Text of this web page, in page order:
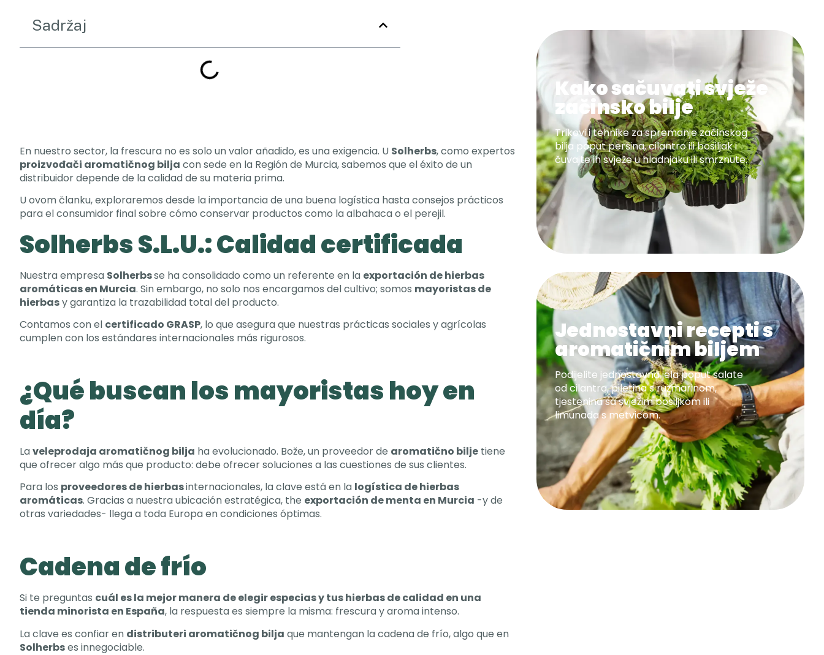
Sadržaj
En nuestro sector, la frescura no es solo un valor añadido,es una exigencia. U Solherbs,como expertos
proizvođači aromatičnog bilja con sede en la Región de Murcia,sabemos que el éxito de un
distribuidor depende de la calidad de su materia prima.
U ovom članku,exploraremos desde la importancia de una buena logística hasta consejos prácticos
para el consumidor final sobre cómo conservar productos como la albahaca o el perejil.
Solherbs S.L.U.:Calidad certificada
Nuestra empresa Solherbsse ha consolidado como un referente en la exportación de hierbas
aromáticas en Murcia. Sin embargo, no solo nos encargamos del cultivo; somos mayoristas de
hierbasy garantiza la trazabilidad total del producto.
Contamos con el certificado GRASP, lo que asegura que nuestras prácticas sociales y agrícolas
cumplen con los estándares internacionales más rigurosos.
¿Qué buscan los mayoristas hoy en
día?
Laveleprodaja aromatičnog bilja ha evolucionado. Bože,un proveedor de aromatično bilje tiene
que ofrecer algo más que producto: debe ofrecer soluciones a las cuestiones de sus clientes.
Para los proveedores de hierbasinternacionales, la clave está en la logística de hierbas
aromáticas. Gracias a nuestra ubicación estratégica, the exportación de menta en Murcia -y de
otras variedades- llega a toda Europa en condiciones óptimas.
Cadena de frío
Si te preguntas cuál es la mejor manera de elegir especias y tus hierbas de calidad en una
tienda minorista en España, la respuesta es siempre la misma: frescura y aroma intenso.
La clave es confiar en distributeri aromatičnog bilja que mantengan la cadena de frío,algo que en
Solherbses innegociable.
Kako sačuvati svježe
začinsko bilje
Trikovi i tehnike za spremanje začinskog
bilja poput peršina, cilantro ili bosiljak i
čuvajte ih svježe u hladnjaku ili smrznute.
Jednostavni recepti s
aromatičnim biljem
Podijelite jednostavna jela poput salate
od cilantra, piletina s ružmarinom,
tjestenina sa svježim bosiljkom ili
limunada s metvicom.